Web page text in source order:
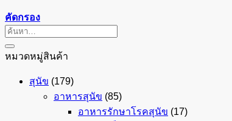
คัดกรอง
ค้นหา:
หมวดหมู่สินค้า
สุนัข (179)
อาหารสุนัข (85)
อาหารรักษาโรคสุนัข (17)